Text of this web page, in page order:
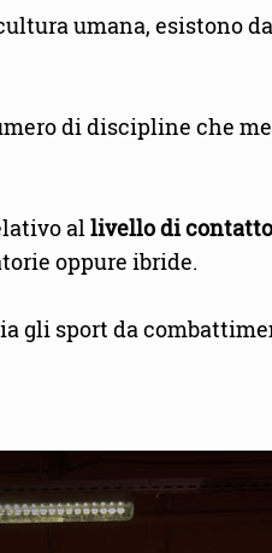
umana, esistono
di discipline che
allivello di contatto
oppure ibride.
gli sport da